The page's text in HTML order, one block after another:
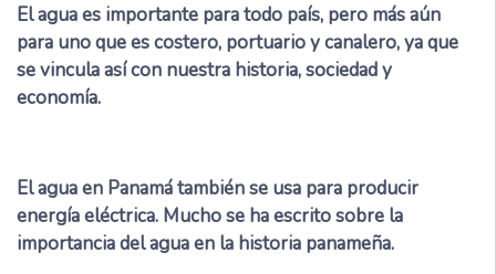
El agua es importante para todo país, pero más aún
para uno que es costero, portuario y canalero, ya que
se vincula así con nuestra historia, sociedad y
economía.
El agua en Panamá también se usa para producir
energía eléctrica. Mucho se ha escrito sobre la
importancia del agua en la historia panameña.